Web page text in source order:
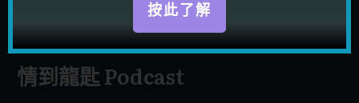
情到龍匙 Podcast
按此了解